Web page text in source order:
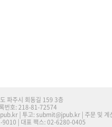
파주시 회동길 159 3층
번호: 218-81-72574
| 투고: submit@jpub.kr | 주문 및
9010 | 대표 팩스: 02-6280-0405